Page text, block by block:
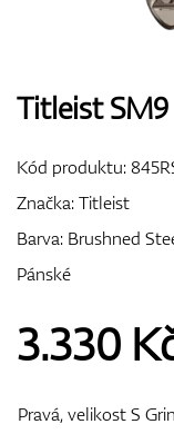
Titleist
Kód produktu:
Značka:Titleist
Barva: Brushned
Pánské
3.330
Pravá, velikost S